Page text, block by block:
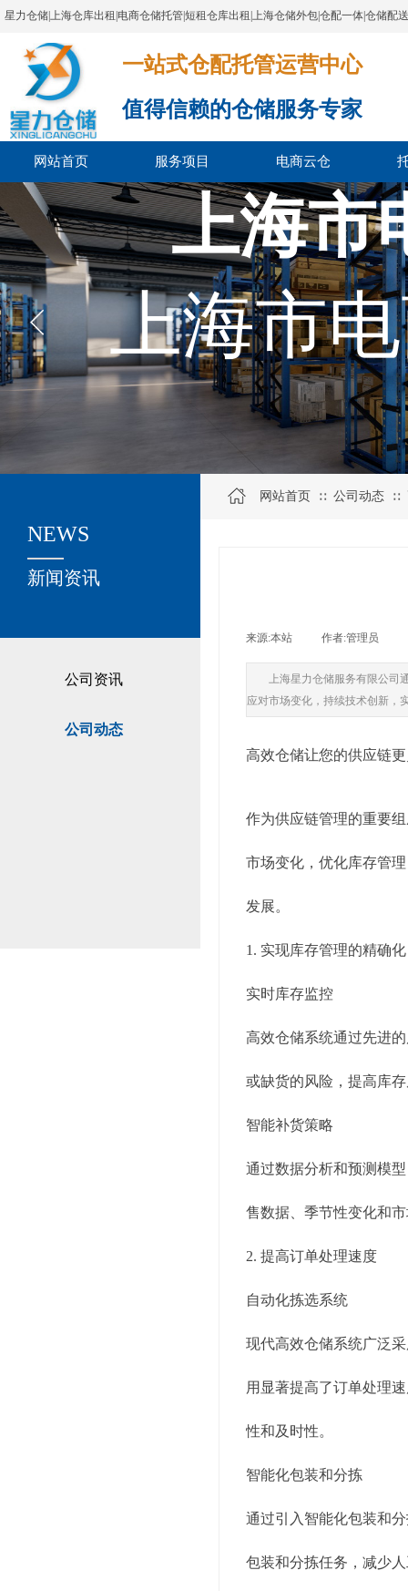
星力仓储|上海仓库出租|电商仓储托管|短租仓库出租|上海仓储外包|仓配一体|仓储配
一站式仓配托管运营中心​​​​​​​​​​​​​​​​​
值得信赖的仓储服务专家
网站首页 服务项目 电商云仓
上海市
上海市
公司资讯
公司动态
关于我们
新闻资讯
NEWS
网站首页 ∷ 公司动态 ∷
来源:本站 作者:管理员
上海星力仓储服务有限公
应对市场变化，持续技术创新，
高效仓储让您的供应链
作为供应链管理的重要
市场变化，优化库存管
发展。
1. 实现库存管理的精确化
实时库存监控
高效仓储系统通过先进
或缺货的风险，提高库
智能补货策略
通过数据分析和预测模
售数据、季节性变化和
2. 提高订单处理速度
自动化拣选系统
现代高效仓储系统广泛
用显著提高了订单处理
性和及时性。
智能化包装和分拣
通过引入智能化包装和
包装和分拣任务，减少